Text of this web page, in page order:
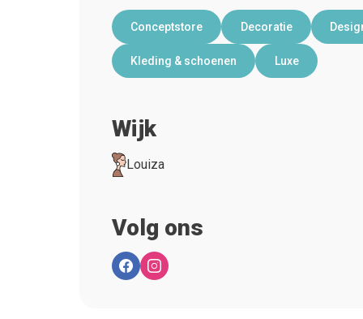
Conceptstore Decoratie
Kleding & schoenen Luxe
Wijk
Louiza
Volg ons